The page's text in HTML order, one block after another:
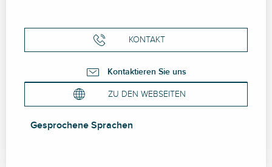
KONTAKT
Kontaktieren Sie uns
ZU DEN WEBSEITEN
Gesprochene Sprachen
Gesprochene Sprachen